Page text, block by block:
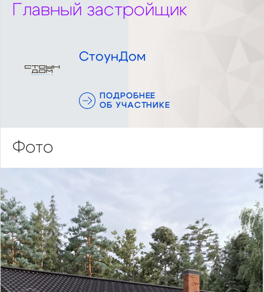
Главный застройщик
СтоунДом
ПОДРОБНЕЕ
ОБ УЧАСТНИКЕ
Фото